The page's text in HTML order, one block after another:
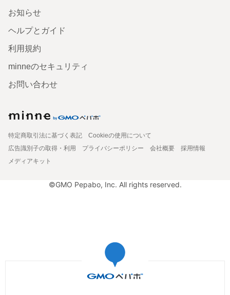
お知らせ
ヘルプとガイド
利用規約
minneのセキュリティ
お問い合わせ
特定商取引法に基づく表記
Cookieの使用について
広告識別子の取得・利用
プライバシーポリシー 会社概要
採用情報
メディアキット
©GMO Pepabo, Inc. All rights reserved.